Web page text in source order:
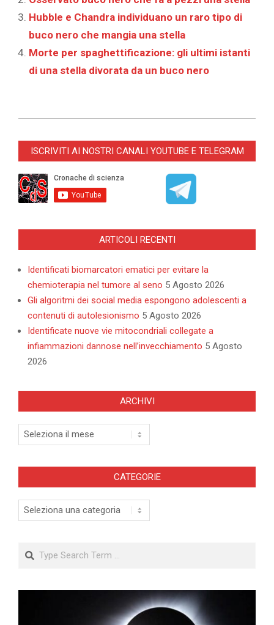
Hubble e Chandra individuano un raro tipo di
buco nero che mangia una stella
Morte per spaghettificazione: gli ultimi istanti
di una stella divorata da un buco nero
02-
ISCRIVITI AI NOSTRI CANALI YOUTUBE E TELEGRAM
ARTICOLI RECENTI
Identificati biomarcatori ematici per evitare la
chemioterapia nel tumore al seno 5 Agosto 2026
Gli algoritmi dei social media espongono adolescenti a
contenuti di autolesionismo 5 Agosto 2026
Identificate nuove vie mitocondriali collegate a
infiammazioni dannose nell’invecchiamento 5 Agosto
2026
ARCHIVI
Archivi
CATEGORIE
Categorie
Search